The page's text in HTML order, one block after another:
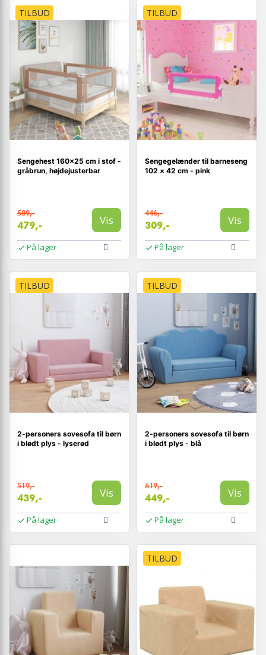
TILBUD
Sengehest 160×25 cm i stof -
gråbrun, højdejusterbar
589,-
479,- Vis
På lager
TILBUD
Sengegelænder til barneseng
102 × 42 cm - pink
446,-
309,- Vis
På lager
TILBUD
2-personers sovesofa til børn
i blødt plys - lyserød
519,-
439,- Vis
På lager
TILBUD
2-personers sovesofa til børn
i blødt plys - blå
619,-
449,- Vis
På lager
TILBUD